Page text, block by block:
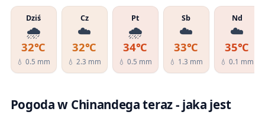
Dziś
🌧️
32℃
💧 0.5 mm
Cz
☁️
32℃
💧 2.3 mm
Pt
🌧️
34℃
💧 0.5 mm
Sb
☁️
33℃
💧 1.3 mm
Nd
☁️
35℃
💧 0.1 mm
Pogoda w Chinandega teraz - jaka jest